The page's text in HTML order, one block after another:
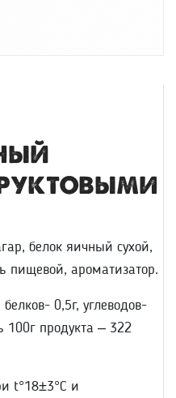
белок яичный сухой,
пищевой, ароматизатор.
0,5г, углеводов-
100г продукта – 322
t°18±3°С и